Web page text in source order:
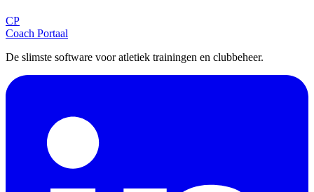
CP
Coach Portaal
De slimste software voor atletiek trainingen en clubbeheer.